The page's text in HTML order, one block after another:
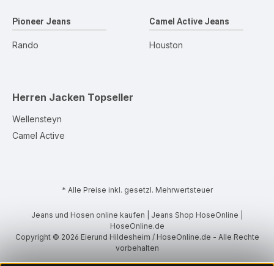
Pioneer Jeans
Rando
Camel Active Jeans
Houston
Herren Jacken Topseller
Wellensteyn
Camel Active
* Alle Preise inkl. gesetzl. Mehrwertsteuer
Jeans und Hosen online kaufen | Jeans Shop HoseOnline |
HoseOnline.de
Copyright © 2026 Eierund Hildesheim / HoseOnline.de - Alle Rechte
vorbehalten